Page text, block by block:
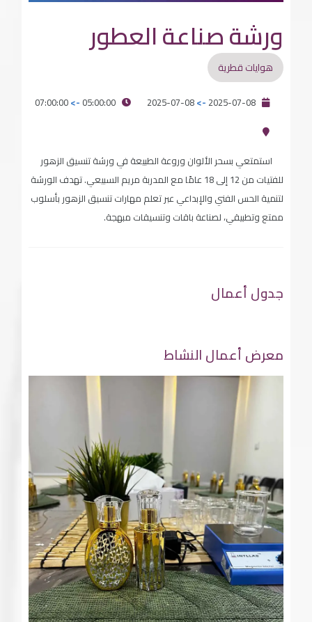
ورشة صناعة العطور
هوايات قطرية
->
->
استمتعي بسحر الألوان وروعة الطبيعة في ورشة تنسيق الزهور
للفتيات من 12 إلى 18 عامًا مع المدربة مريم السبيعي. تهدف الورشة
لتنمية الحس الفني والإبداعي عبر تعلم مهارات تنسيق الزهور بأسلوب
ممتع وتطبيقي، لصناعة باقات وتنسيقات مبهجة.
جدول أعمال
معرض أعمال النشاط